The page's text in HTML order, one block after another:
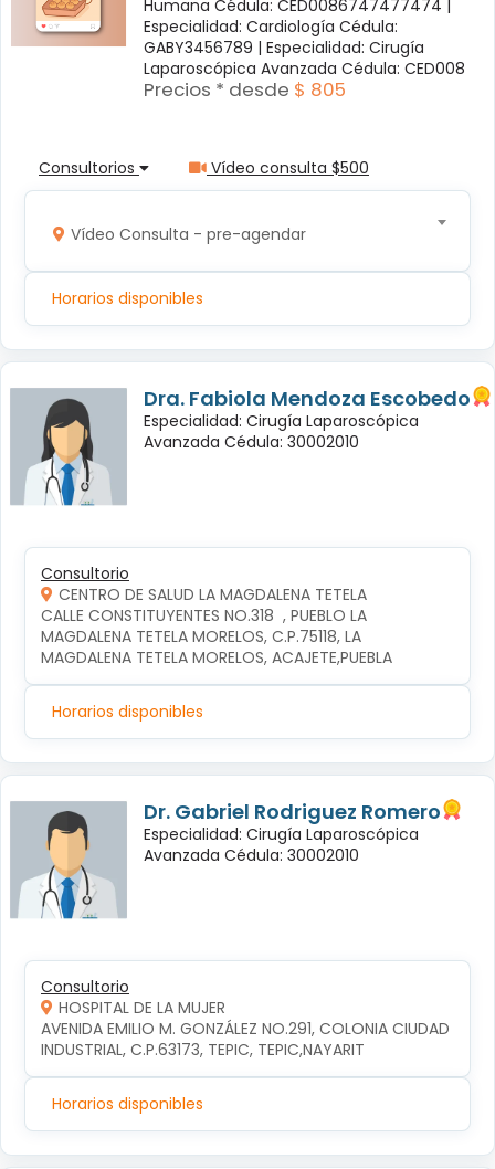
Humana Cédula: CED0086747477474 |
Especialidad: Cardiología Cédula:
GABY3456789 | Especialidad: Cirugía
Laparoscópica Avanzada Cédula: CED008
Precios * desde $ 805
Consultorios Vídeo consulta $500
Vídeo Consulta - pre-agendar
Horarios disponibles
Dra. Fabiola Mendoza Escobedo
Especialidad: Cirugía Laparoscópica
Avanzada Cédula: 30002010
Consultorio
CENTRO DE SALUD LA MAGDALENA TETELA
CALLE CONSTITUYENTES NO.318  , PUEBLO LA
MAGDALENA TETELA MORELOS, C.P.75118, LA
MAGDALENA TETELA MORELOS, ACAJETE,PUEBLA
Horarios disponibles
Dr. Gabriel Rodriguez Romero
Especialidad: Cirugía Laparoscópica
Avanzada Cédula: 30002010
Consultorio
HOSPITAL DE LA MUJER
AVENIDA EMILIO M. GONZÁLEZ NO.291, COLONIA CIUDAD
INDUSTRIAL, C.P.63173, TEPIC, TEPIC,NAYARIT
Horarios disponibles